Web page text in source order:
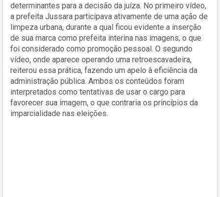
determinantes para a decisão da juíza. No primeiro vídeo,
a prefeita Jussara participava ativamente de uma ação de
limpeza urbana, durante a qual ficou evidente a inserção
de sua marca como prefeita interina nas imagens, o que
foi considerado como promoção pessoal. O segundo
vídeo, onde aparece operando uma retroescavadeira,
reiterou essa prática, fazendo um apelo à eficiência da
administração pública. Ambos os conteúdos foram
interpretados como tentativas de usar o cargo para
favorecer sua imagem, o que contraria os princípios da
imparcialidade nas eleições.